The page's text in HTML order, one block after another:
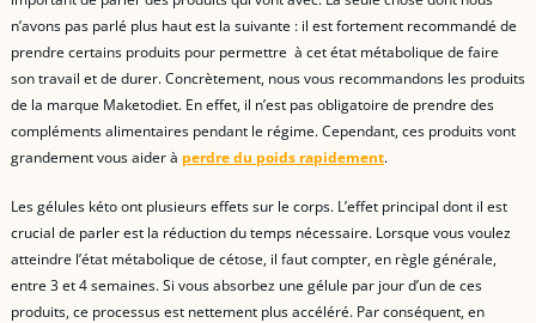
n’avons pas parlé plus haut est la suivante : il est fortement recommandé de
prendre certains produits pour permettre à cet état métabolique de faire
son travail et de durer. Concrètement, nous vous recommandons les produits
de la marque Maketodiet. En effet, il n’est pas obligatoire de prendre des
compléments alimentaires pendant le régime. Cependant, ces produits vont
grandement vous aider à perdre du poids rapidement.
Les gélules kéto ont plusieurs effets sur le corps. L’effet principal dont il est
crucial de parler est la réduction du temps nécessaire. Lorsque vous voulez
atteindre l’état métabolique de cétose, il faut compter, en règle générale,
entre 3 et 4 semaines. Si vous absorbez une gélule par jour d’un de ces
produits, ce processus est nettement plus accéléré. Par conséquent, en